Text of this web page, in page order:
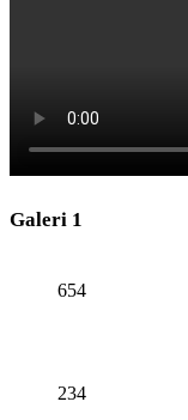
Galeri 1
654
234